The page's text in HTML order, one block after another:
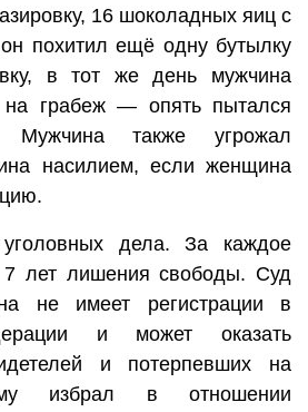
16 шоколадных яиц с
похитил ещё одну бутылку
в тот же день мужчина
на грабеж — опять пытался
Мужчина также угрожал
насилием, если женщина
дела. За каждое
7 лет лишения свободы. Суд
не имеет регистрации в
и может оказать
и потерпевших на
избрал в отношении